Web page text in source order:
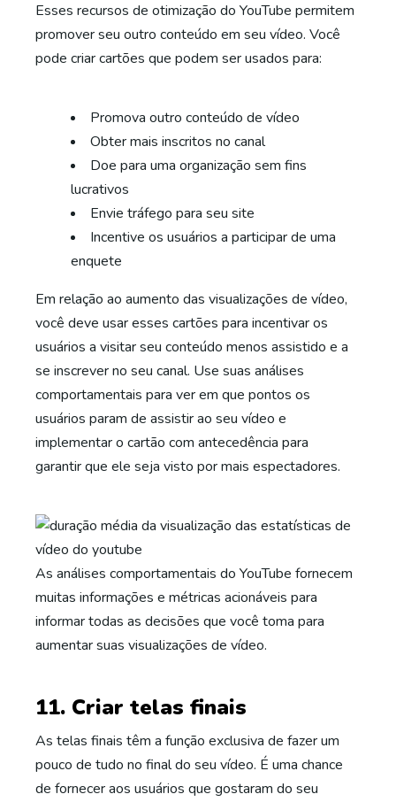
Esses recursos de otimização do YouTube permitem
promover seu outro conteúdo em seu vídeo. Você
pode criar cartões que podem ser usados ​​para:
Promova outro conteúdo de vídeo
Obter mais inscritos no canal
Doe para uma organização sem fins
lucrativos
Envie tráfego para seu site
Incentive os usuários a participar de uma
enquete
Em relação ao aumento das visualizações de vídeo,
você deve usar esses cartões para incentivar os
usuários a visitar seu conteúdo menos assistido e a
se inscrever no seu canal. Use suas análises
comportamentais para ver em que pontos os
usuários param de assistir ao seu vídeo e
implementar o cartão com antecedência para
garantir que ele seja visto por mais espectadores.
As análises comportamentais do YouTube fornecem
muitas informações e métricas acionáveis ​​para
informar todas as decisões que você toma para
aumentar suas visualizações de vídeo.
11. Criar telas finais
As telas finais têm a função exclusiva de fazer um
pouco de tudo no final do seu vídeo. É uma chance
de fornecer aos usuários que gostaram do seu